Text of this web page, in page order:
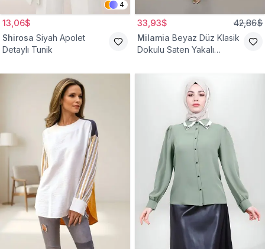
4
13,06$
Shirosa Siyah Apolet
Detaylı Tunik
33,93$ 42,86$
Milamia Beyaz Düz Klasik
Dokulu Saten Yakalı